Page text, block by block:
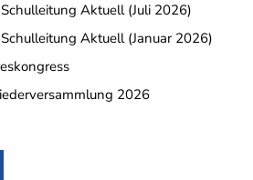
Aktuell (Juli 2026)
Aktuell (Januar 2026)
2026